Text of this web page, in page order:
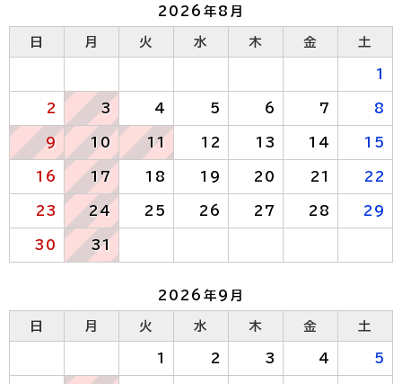
2026年8月
日 月 火 水 木 金 土
1
2 3 4 5 6 7 8
9 10 11 12 13 14 15
16 17 18 19 20 21 22
23 24 25 26 27 28 29
30 31
2026年9月
日 月 火 水 木 金 土
1 2 3 4 5